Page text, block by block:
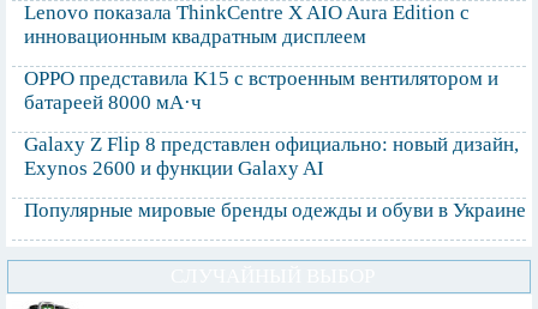
Lenovo показала ThinkCentre X AIO Aura Edition с
инновационным квадратным дисплеем
OPPO представила K15 с встроенным вентилятором и
батареей 8000 мА·ч
Galaxy Z Flip 8 представлен официально: новый дизайн,
Exynos 2600 и функции Galaxy AI
Популярные мировые бренды одежды и обуви в Украине